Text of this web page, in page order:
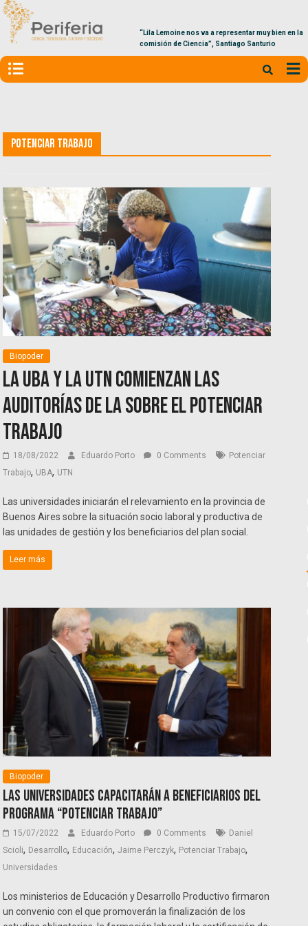
“Lila Lemoine nos va a representar muy bien en la
comisión de Ciencia”, Santiago Santurio
Potenciar Trabajo
Biopoder
La UBA y la UTN comienzan las
auditorías de la sobre el Potenciar
Trabajo
18/08/2022 Eduardo Porto 0 Comments
Potenciar
Trabajo, UBA, UTN
Las universidades iniciarán el relevamiento en la provincia de
Buenos Aires sobre la situación socio laboral y productiva de
las unidades de gestión y los beneficiarios del plan social.
Leer más
Biopoder
Las universidades capacitarán a beneficiarios del
Programa “Potenciar Trabajo”
15/07/2022 Eduardo Porto 0 Comments
Daniel
Scioli, Desarrollo, Educación,Jaime Perczyk, Potenciar Trabajo,
Universidades
Los ministerios de Educación y Desarrollo Productivo firmaron
un convenio con el que promoverán la finalización de los